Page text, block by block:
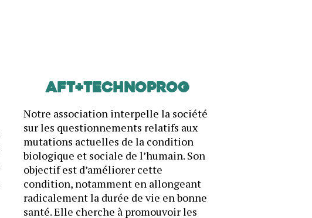
AFT+Technoprog
Notre association interpelle la société
sur les questionnements relatifs aux
mutations actuelles de la condition
biologique et sociale de l’humain. Son
objectif est d’améliorer cette
condition, notamment en allongeant
radicalement la durée de vie en bonne
santé. Elle cherche à promouvoir les